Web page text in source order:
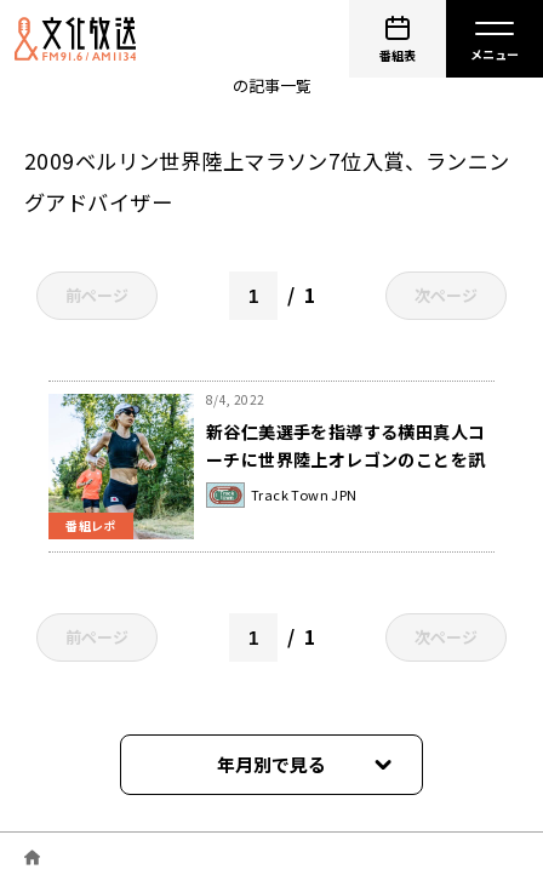
番組表
の記事一覧
2009ベルリン世界陸上マラソン7位入賞、ランニン
グアドバイザー
前ページ 1 次ページ
番組レポ
8/4, 2022
新谷仁美選手を指導する横田真人コ
ーチに世界陸上オレゴンのことを訊
きました～ Track Town JPN
Track Town JPN
前ページ 1 次ページ
年月別で見る
2026年04月